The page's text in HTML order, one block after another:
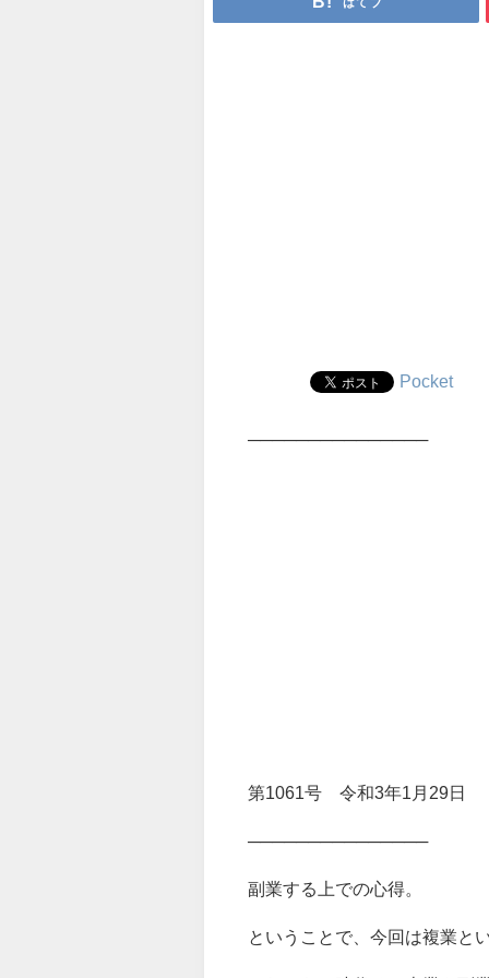
Pocket
───────────────
第1061号 令和3年1月29日
───────────────
副業する上での心得。
ということで、今回は複業と